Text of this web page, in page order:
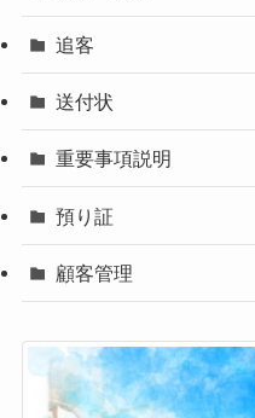
追客
送付状
重要事項説明
預り証
顧客管理